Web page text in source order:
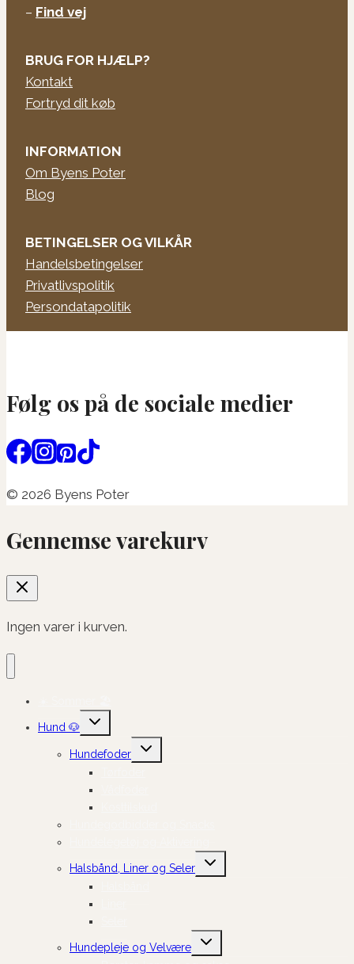
– Find vej
BRUG FOR HJÆLP?
Kontakt
Fortryd dit køb
INFORMATION
Om Byens Poter
Blog
BETINGELSER OG VILKÅR
Handelsbetingelser
Privatlivspolitik
Persondatapolitik
Følg os på de sociale medier
© 2026 Byens Poter
Gennemse varekurv
Ingen varer i kurven.
Hund 🐶
Skift
Hundefoder
Skift
Halsbånd, Liner og Seler
Skift
Hundepleje og Velvære
Skift